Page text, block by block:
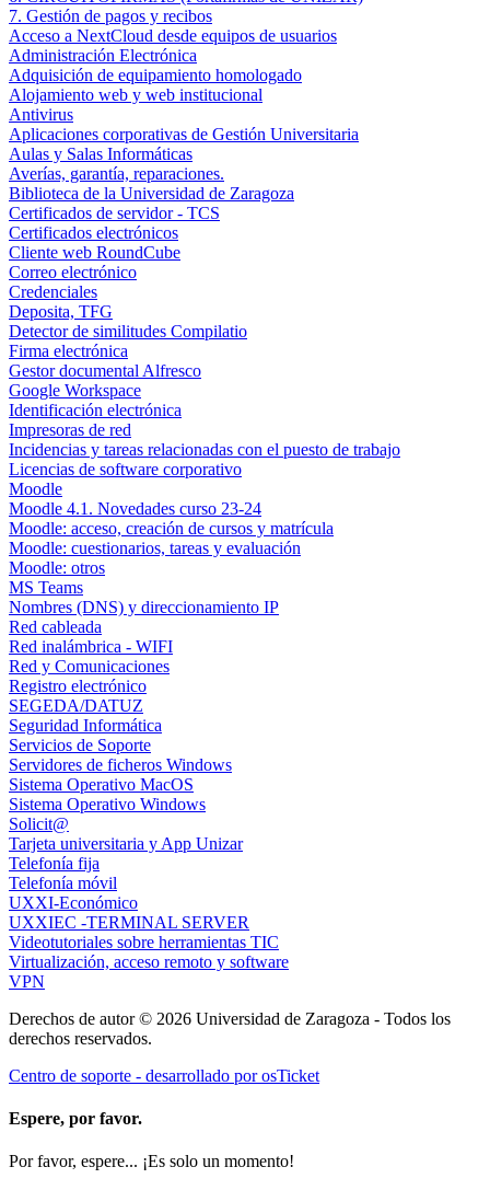
7. Gestión de pagos y recibos
Acceso a NextCloud desde equipos de usuarios
Administración Electrónica
Adquisición de equipamiento homologado
Alojamiento web y web institucional
Antivirus
Aplicaciones corporativas de Gestión Universitaria
Aulas y Salas Informáticas
Averías, garantía, reparaciones.
Biblioteca de la Universidad de Zaragoza
Certificados de servidor - TCS
Certificados electrónicos
Cliente web RoundCube
Correo electrónico
Credenciales
Deposita, TFG
Detector de similitudes Compilatio
Firma electrónica
Gestor documental Alfresco
Google Workspace
Identificación electrónica
Impresoras de red
Incidencias y tareas relacionadas con el puesto de trabajo
Licencias de software corporativo
Moodle
Moodle 4.1. Novedades curso 23-24
Moodle: acceso, creación de cursos y matrícula
Moodle: cuestionarios, tareas y evaluación
Moodle: otros
MS Teams
Nombres (DNS) y direccionamiento IP
Red cableada
Red inalámbrica - WIFI
Red y Comunicaciones
Registro electrónico
SEGEDA/DATUZ
Seguridad Informática
Servicios de Soporte
Servidores de ficheros Windows
Sistema Operativo MacOS
Sistema Operativo Windows
Solicit@
Tarjeta universitaria y App Unizar
Telefonía fija
Telefonía móvil
UXXI-Económico
UXXIEC -TERMINAL SERVER
Videotutoriales sobre herramientas TIC
Virtualización, acceso remoto y software
VPN
Derechos de autor © 2026 Universidad de Zaragoza - Todos los
derechos reservados.
Centro de soporte - desarrollado por osTicket
Espere, por favor.
Por favor, espere... ¡Es solo un momento!